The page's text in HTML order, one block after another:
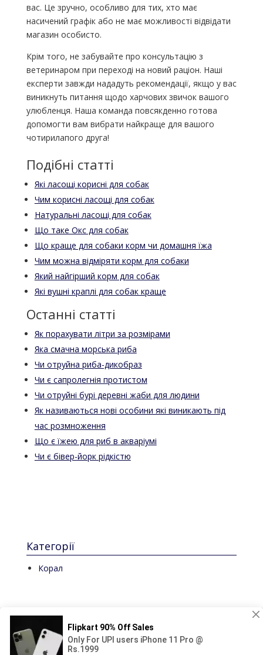
вас. Це зручно, особливо для тих, хто має
насичений графік або не має можливості відвідати
магазин особисто.
Крім того, не забувайте про консультацію з
ветеринаром при переході на новий раціон. Наші
експерти завжди нададуть рекомендації, якщо у вас
виникнуть питання щодо харчових звичок вашого
улюбленця. Наша команда повсякденно готова
допомогти вам вибрати найкраще для вашого
чотирилапого друга!
Подібні статті
Які ласощі корисні для собак
Чим корисні ласощі для собак
Натуральні ласощі для собак
Що таке Окс для собак
Що краще для собаки корм чи домашня їжа
Чим можна відміряти корм для собаки
Який найгірший корм для собак
Які вушні краплі для собак краще
Останні статті
Як порахувати літри за розмірами
Яка смачна морська риба
Чи отруйна риба-дикобраз
Чи є сапролегнія протистом
Чи отруйні бурі деревні жаби для людини
Як називаються нові особини які виникають під
час розмноження
Що є їжею для риб в акваріумі
Чи є бівер-йорк рідкістю
Категорії
Корал